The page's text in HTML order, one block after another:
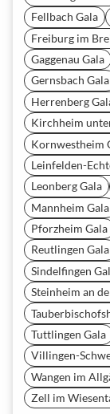
Fellbach Gala
Freiburg im
Gaggenau Gala
Gernsbach Gala
Herrenberg
Kirchheim
Kornwestheim
Leinfelden-
Leonberg Gala
Mannheim Gala
Pforzheim Gala
Reutlingen Gala
Sindelfingen
Steinheim an
Tuttlingen Gala
Villingen-
Wangen im
Zell im